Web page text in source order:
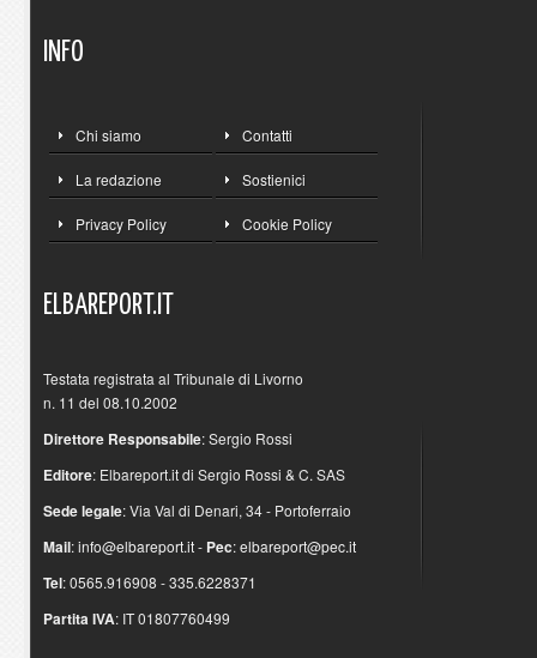
INFO
Chi siamo Contatti
La redazione Sostienici
Privacy Policy Cookie Policy
ELBAREPORT.IT
Testata registrata al Tribunale di Livorno
n. 11 del 08.10.2002
Direttore Responsabile: Sergio Rossi
Editore: Elbareport.it di Sergio Rossi & C. SAS
Sede legale: Via Val di Denari, 34 - Portoferraio
Mail:info@elbareport.it- Pec:elbareport@pec.it
Tel: 0565.916908 - 335.6228371
Partita IVA: IT 01807760499